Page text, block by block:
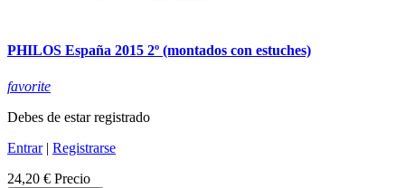
PHILOS España 2015 2º (montados con estuches)
favorite
Debes de estar registrado
Entrar| Registrarse
24,20 € Precio